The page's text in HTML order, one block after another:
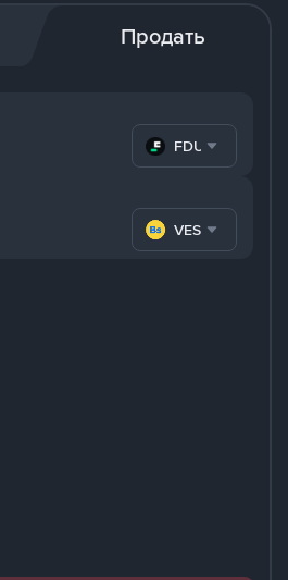
Продать
VES
FDUSD